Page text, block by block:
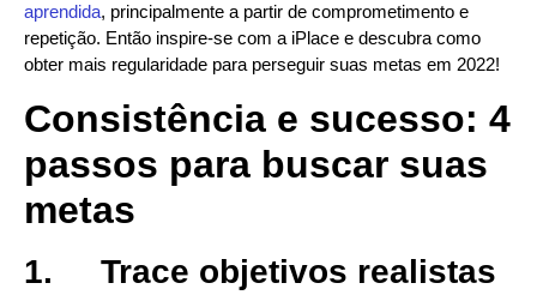
aprendida, principalmente a partir de comprometimento e
repetição. Então inspire-se com a iPlace e descubra como
obter mais regularidade para perseguir suas metas em 2022!
Consistência e sucesso: 4
passos para buscar suas
metas
1. Trace objetivos realistas